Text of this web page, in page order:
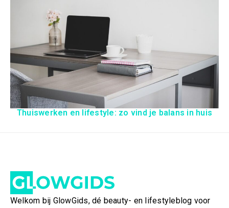
Thuiswerken en lifestyle: zo vind je balans in huis
Welkom bij GlowGids, dé beauty- en lifestyleblog voor